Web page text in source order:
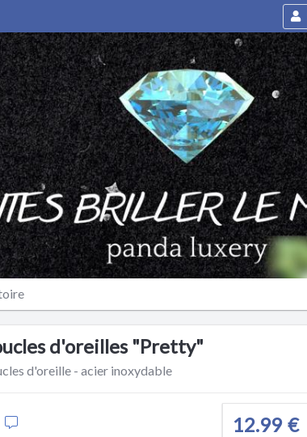
d'oreilles "Pretty"
d'oreille - acier inoxydable
12.99 €